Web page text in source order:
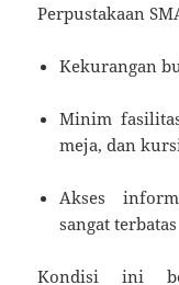
Perpustakaan
Kekurangan
Minim
meja, dan
Akses
sangat terbatas
Kondisi ini